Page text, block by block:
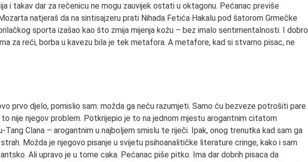
i takav dar za rečenicu ne mogu zauvijek ostati u oktagonu. Pećanac previše
natjeraš da na sintisajzeru prati Nihada Fetića Hakalu pod šatorom Grmečke
sporta izašao kao što zmija mijenja kožu – bez imalo sentimentalnosti. I dobro
za reći, borba u kavezu bila je tek metafora. A metafore, kad si stvarno pisac, ne
prvo djelo, pomislio sam: možda ga neću razumjeti. Samo ću bezveze potrošiti pare
to nije njegov problem. Potkrijepio je to na jednom mjestu arogantnim citatom
Tang Clana – arogantnim u najboljem smislu te riječi. Ipak, onog trenutka kad sam ga
Možda je njegovo pisanje u svijetu psihoanalitičke literature cringe, kako i sam
Ali upravo je u tome caka. Pećanac piše pitko. Ima dar dobrih pisaca da